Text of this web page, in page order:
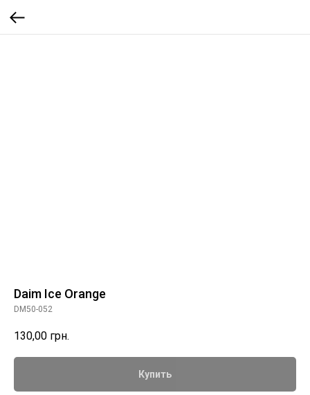
Daim Ice Orange
DM50-052
130,00 грн.
Купить